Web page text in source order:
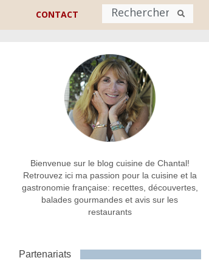
CONTACT
Nom
contact
ou message *
Bienvenue sur le blog cuisine de Chantal!
Retrouvez ici ma passion pour la cuisine et la
gastronomie française: recettes, découvertes,
balades gourmandes et avis sur les
restaurants
Partenariats